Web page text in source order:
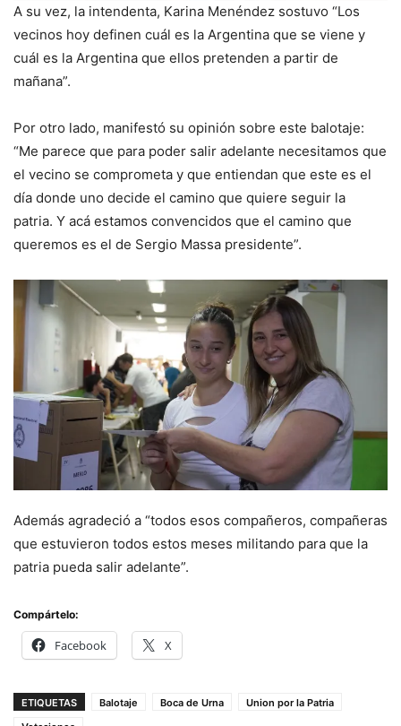
A su vez, la intendenta, Karina Menéndez sostuvo “Los
vecinos hoy definen cuál es la Argentina que se viene y
cuál es la Argentina que ellos pretenden a partir de
mañana”.
Por otro lado, manifestó su opinión sobre este balotaje:
“Me parece que para poder salir adelante necesitamos que
el vecino se comprometa y que entiendan que este es el
día donde uno decide el camino que quiere seguir la
patria. Y acá estamos convencidos que el camino que
queremos es el de Sergio Massa presidente”.
Además agradeció a “todos esos compañeros, compañeras
que estuvieron todos estos meses militando para que la
patria pueda salir adelante”.
Compártelo:
Facebook X
ETIQUETAS Balotaje Boca de Urna
Union por la Patria